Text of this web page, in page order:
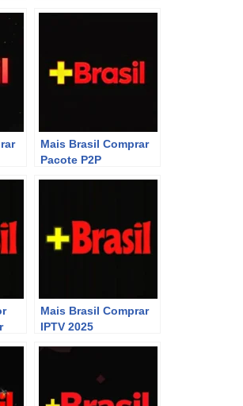
Mais Brasil Comprar
Pacote P2P
Mais Brasil Comprar
IPTV 2025